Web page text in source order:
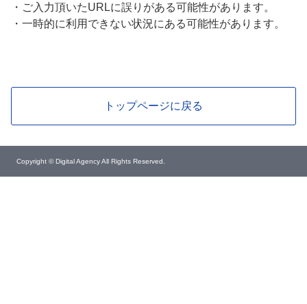
・ ご入力頂いたURLに誤りがある可能性があります。
・ 一時的に利用できない状況にある可能性があります。
トップページに戻る
Copyright © Digital Agency All Rights Reserved.